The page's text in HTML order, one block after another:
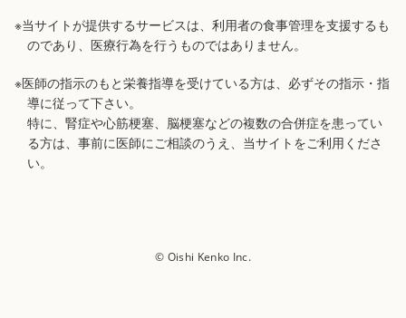
※当サイトが提供するサービスは、利用者の食事管理を支援するも
のであり、医療行為を行うものではありません。
※医師の指示のもと栄養指導を受けている方は、必ずその指示・指
導に従って下さい。
特に、腎症や心筋梗塞、脳梗塞などの複数の合併症を患ってい
る方は、事前に医師にご相談のうえ、当サイトをご利用くださ
い。
© Oishi Kenko Inc.